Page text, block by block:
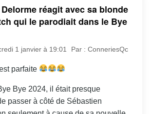
réagit avec sa blonde
qui le parodiait dans le Bye
1 janvier à 19:01 Par : ConneriesQc
parfaite
Bye 2024, il était presque
passer à côté de Sébastien